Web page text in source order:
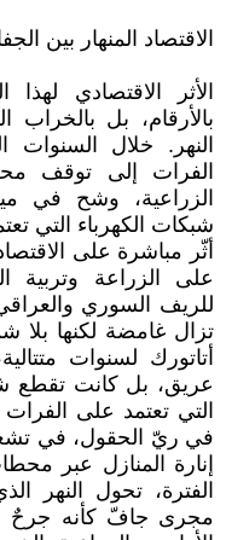
الاقتصاد المنهار بين
الأثر الاقتصادي
بالأرقام، بل
النهر. خلال
الفرات إلى توقف
الزراعية، وشح في
شبكات الكهرباء التي
أثّر مباشرة على
على الزراعة وتربية
للريف السوري
تزال غامضة لكنها بلا
أتاتورك لسنوات
عريق، بل كانت تقطع
التي تعتمد على
في ريّ الحقول، في
إنارة المنازل عبر
الفترة، تحول النهر
مجرى جافّ كأنه جرحٌ